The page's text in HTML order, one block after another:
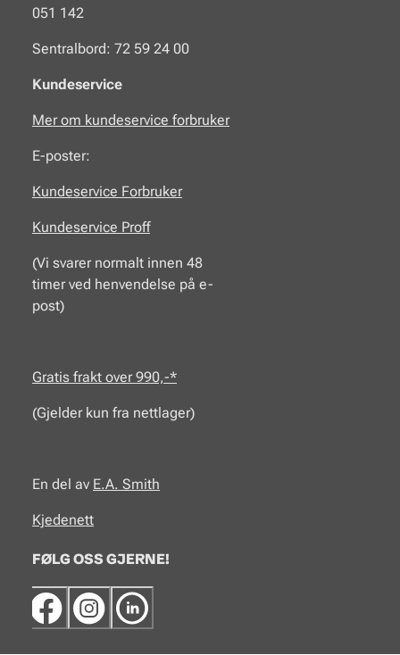
051 142
Sentralbord: 72 59 24 00
Kundeservice
Mer om kundeservice forbruker
E-poster:
Kundeservice Forbruker
Kundeservice Proff
(Vi svarer normalt innen 48
timer ved henvendelse på e-
post)
Gratis frakt over 990,-*
(Gjelder kun fra nettlager)
En del av E.A. Smith
Kjedenett
FØLG OSS GJERNE!